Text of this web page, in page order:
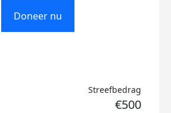
Doneer nu
Streefbedrag
€500